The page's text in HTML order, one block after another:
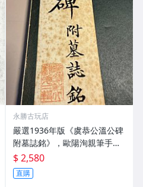
永勝古玩店
嚴選1936年版《虞恭公溫公碑
附墓誌銘》，歐陽洵親筆手
跡，典藏歷史與書法珍品 唐史
研究 碑刻藝術 田中和市版
$ 2,580
直購